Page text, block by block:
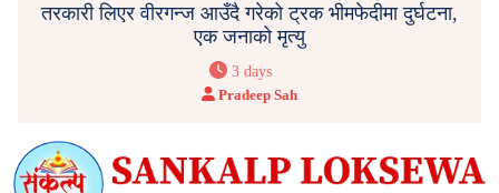
तरकारी लिएर वीरगन्ज आउँदै गरेको ट्रक भीमफेदीमा दुर्घटना,
एक जनाको मृत्यु
3 days
Pradeep Sah